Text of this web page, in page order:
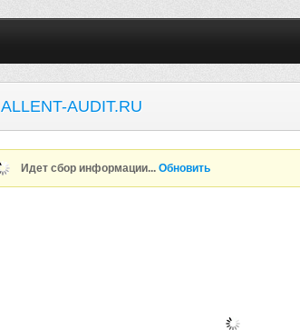
ALLENT-AUDIT.RU
Идет сбор информации...Обновить